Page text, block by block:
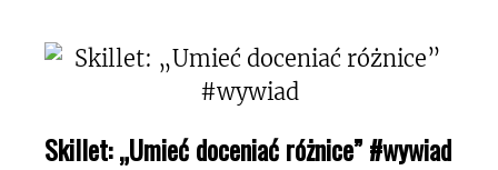
Skillet: „Umieć doceniać różnice” #wywiad